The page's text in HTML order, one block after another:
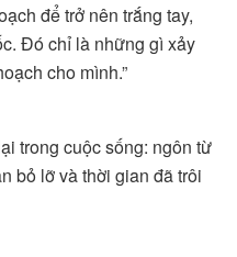
để trở nên trắng tay,
Đó chỉ là những gì xảy
cho mình.”
trong cuộc sống: ngôn từ
bỏ lỡ và thời gian đã trôi